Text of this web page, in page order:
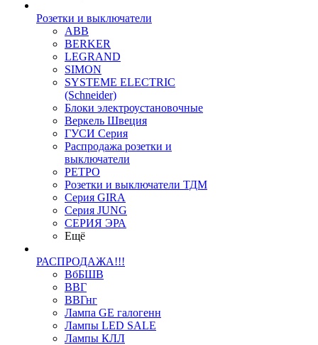
Розетки и выключатели
ABB
BERKER
LEGRAND
SIMON
SYSTEME ELECTRIC
(Schneider)
Блоки электроустановочные
Веркель Швеция
ГУСИ Серия
Распродажа розетки и
выключатели
РЕТРО
Розетки и выключатели ТДМ
Серия GIRA
Серия JUNG
СЕРИЯ ЭРА
Ещё
РАСПРОДАЖА!!!
ВбБШВ
ВВГ
ВВГнг
Лампа GE галогенн
Лампы LED SALE
Лампы КЛЛ